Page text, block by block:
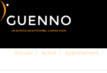
Accueil Achat Appartement